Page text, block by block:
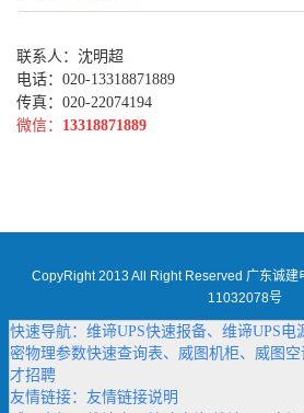
联系人：沈明超
电话：020-13318871889
传真：020-22074194
微信： 13318871889
CopyRight 2013 All Right Reserved 广东诚建
11032078号
快速导航： 维谛UPS快速报备、 维谛UPS电
密物理参数快速查询表、 威图机柜、 威图空
才招聘
友情链接： 友情链接说明